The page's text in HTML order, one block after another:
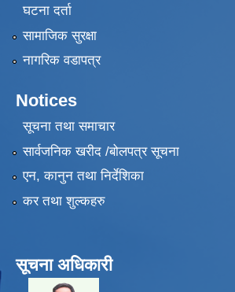
घटना दर्ता
सामाजिक सुरक्षा
नागरिक वडापत्र
Notices
सूचना तथा समाचार
सार्वजनिक खरीद /बोलपत्र सूचना
एन, कानुन तथा निर्देशिका
कर तथा शुल्कहरु
सूचना अधिकारी